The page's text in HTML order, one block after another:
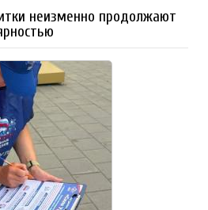
неизменно продолжают